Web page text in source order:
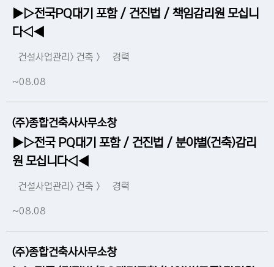
▶▷전국PQ대기 포함 / 건진법 / 책임감리원 모십니
다◁◀
건설사업관리> 건축 > 경력
~08.08
(주)종합건축사사무소창
▶▷전국 PQ대기 포함 / 건진법 / 분야별(건축)감리
원 모십니다◁◀
건설사업관리> 건축 > 경력
~08.08
(주)종합건축사사무소창